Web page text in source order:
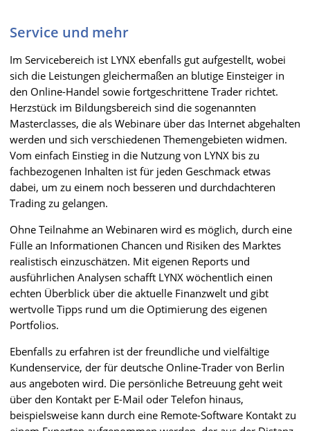
Service und mehr
Im Servicebereich ist LYNX ebenfalls gut aufgestellt, wobei
sich die Leistungen gleichermaßen an blutige Einsteiger in
den Online-Handel sowie fortgeschrittene Trader richtet.
Herzstück im Bildungsbereich sind die sogenannten
Masterclasses, die als Webinare über das Internet abgehalten
werden und sich verschiedenen Themengebieten widmen.
Vom einfach Einstieg in die Nutzung von LYNX bis zu
fachbezogenen Inhalten ist für jeden Geschmack etwas
dabei, um zu einem noch besseren und durchdachteren
Trading zu gelangen.
Ohne Teilnahme an Webinaren wird es möglich, durch eine
Fülle an Informationen Chancen und Risiken des Marktes
realistisch einzuschätzen. Mit eigenen Reports und
ausführlichen Analysen schafft LYNX wöchentlich einen
echten Überblick über die aktuelle Finanzwelt und gibt
wertvolle Tipps rund um die Optimierung des eigenen
Portfolios.
Ebenfalls zu erfahren ist der freundliche und vielfältige
Kundenservice, der für deutsche Online-Trader von Berlin
aus angeboten wird. Die persönliche Betreuung geht weit
über den Kontakt per E-Mail oder Telefon hinaus,
beispielsweise kann durch eine Remote-Software Kontakt zu